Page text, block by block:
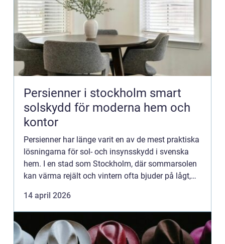
Persienner i stockholm smart
solskydd för moderna hem och
kontor
Persienner har länge varit en av de mest praktiska
lösningarna för sol- och insynsskydd i svenska
hem. I en stad som Stockholm, där sommarsolen
kan värma rejält och vintern ofta bjuder på lågt,
Me...
14 april 2026